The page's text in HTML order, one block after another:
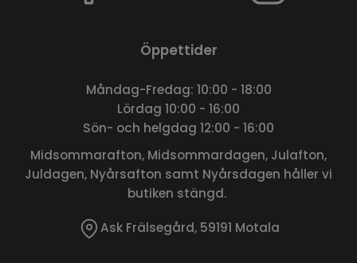
Öppettider
Måndag-Fredag: 10:00 - 18:00
Lördag 10:00 - 16:00
Sön- och helgdag 12:00 - 16:00
Midsommarafton, Midsommardagen, Julafton,
Juldagen, Nyårsafton samt Nyårsdagen håller vi
butiken stängd.
Ask Frälsegård, 59191 Motala